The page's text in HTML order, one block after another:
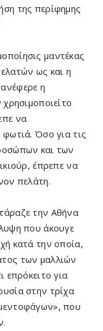
της περίφημης
μαντέκας
ως και η
η
να
φωτιά. Όσο για τις
και των
έπρεπε να
πελάτη.
την Αθήνα
που άκουγε
κατά την οποία,
των μαλλιών
επρόκειτο για
στην τρίχα
που